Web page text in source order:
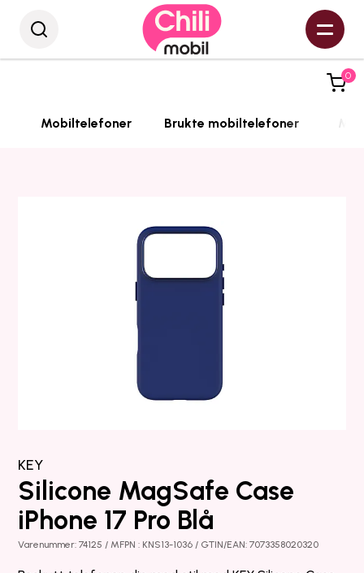
0
Mobiltelefoner Brukte mobiltelefoner
KEY
Silicone MagSafe Case
iPhone 17 Pro Blå
Varenummer: 74125 / MFPN : KNS13-1036 / GTIN/EAN: 7073358020320